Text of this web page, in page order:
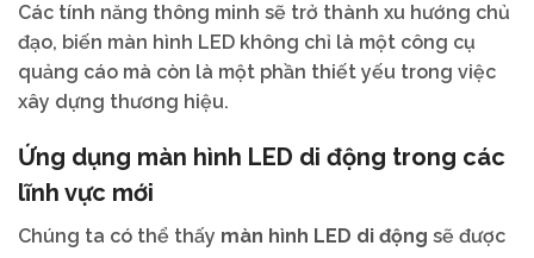
Các tính năng thông minh sẽ trở thành xu hướng chủ
đạo, biến màn hình LED không chỉ là một công cụ
quảng cáo mà còn là một phần thiết yếu trong việc
xây dựng thương hiệu.
Ứng dụng màn hình LED di động trong các
lĩnh vực mới
Chúng ta có thể thấy màn hình LED di động sẽ được